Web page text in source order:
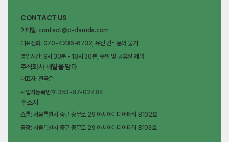
CONTACT US
이메일: contact@p-damda.com
대표전화: 070-4236-6732, 유선 견적문의 불가
영업시간: 9시 30분 - 18시 30분, 주말 및 공휴일 제외
주식회사 내일을 담다
대표자: 전국은
사업자등록번호: 353-87-02484
주소지
쇼룸: 서울특별시 중구 충무로 29 아시아미디어타워 B102호
공장: 서울특별시 중구 충무로 29 아시아미디어타워 B103호